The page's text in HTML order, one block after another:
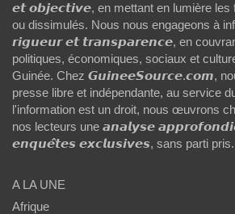
𝙚𝙩 𝙤𝙗𝙟𝙚𝙘𝙩𝙞𝙫𝙚, en mettant en lumière les
ou dissimulés. Nous nous engageons à
𝙧𝙞𝙜𝙪𝙚𝙪𝙧 𝙚𝙩 𝙩𝙧𝙖𝙣𝙨𝙥𝙖𝙧𝙚𝙣𝙘𝙚, en
politiques, économiques, sociaux et
Guinée. Chez 𝙂𝙪𝙞𝙣𝙚𝙚𝙎𝙤𝙪𝙧𝙘𝙚.𝙘𝙤𝙢,
presse libre et indépendante, au service
l'information est un droit, nous œuvrons
nos lecteurs une 𝙖𝙣𝙖𝙡𝙮𝙨𝙚
𝙚𝙣𝙦𝙪𝙚̂𝙩𝙚𝙨 𝙚𝙭𝙘𝙡𝙪𝙨𝙞𝙫𝙚𝙨, sans parti pris.
A LA UNE
Afrique